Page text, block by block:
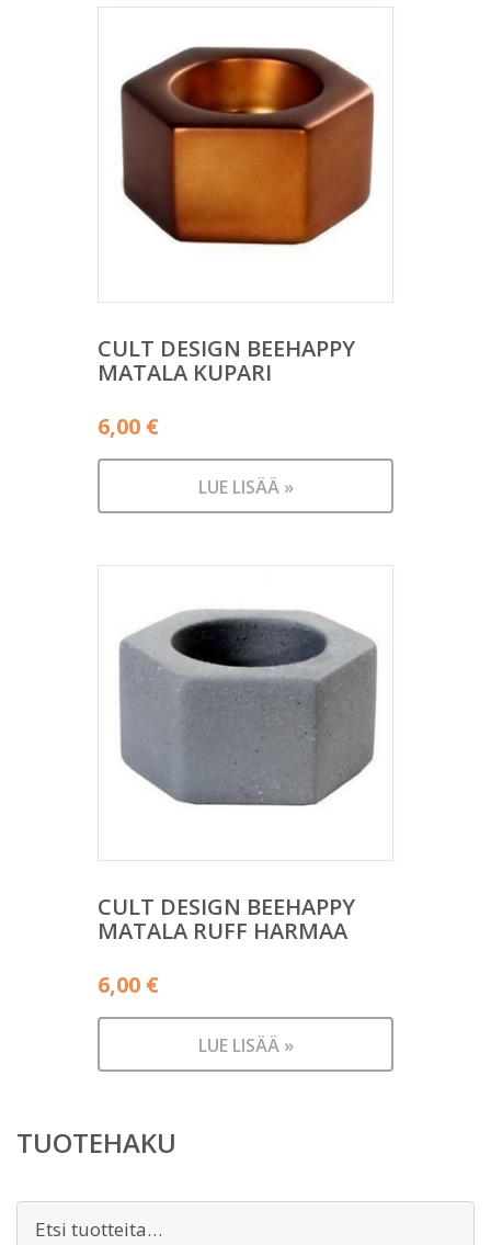
CULT DESIGN BEEHAPPY
MATALA KUPARI
6,00 €
LUE LISÄÄ »
CULT DESIGN BEEHAPPY
MATALA RUFF HARMAA
6,00 €
LUE LISÄÄ »
TUOTEHAKU